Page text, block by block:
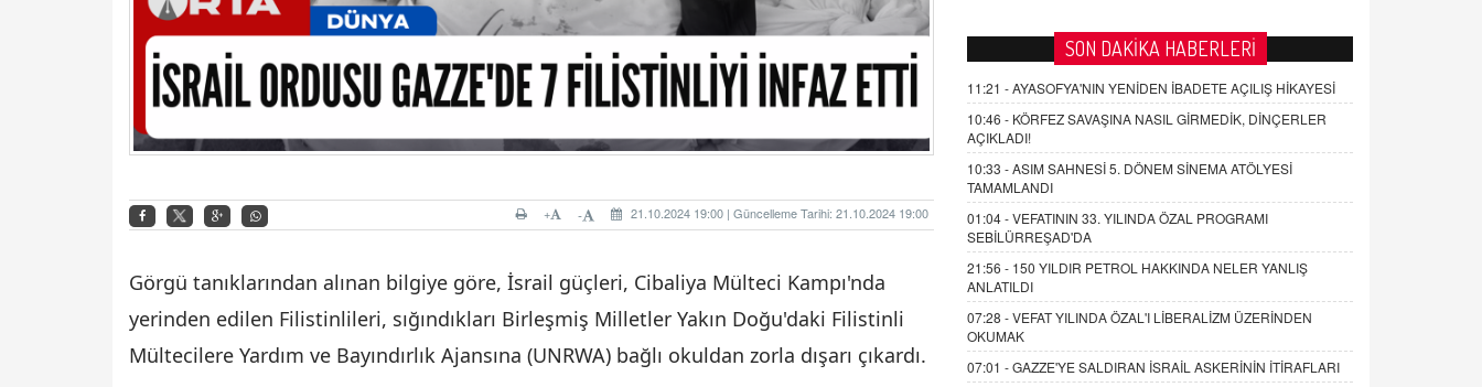
21.10.2024 19:00 | Güncelleme Tarihi: 21.10.2024 19:00
-
+
Görgü tanıklarından alınan bilgiye göre, İsrail güçleri, Cibaliya Mülteci Kampı'nda
yerinden edilen Filistinlileri, sığındıkları Birleşmiş Milletler Yakın Doğu'daki Filistinli
Mültecilere Yardım ve Bayındırlık Ajansına (UNRWA) bağlı okuldan zorla dışarı çıkardı.
SON DAKİKA HABERLERİ
11:21 -AYASOFYA'NIN YENİDEN İBADETE AÇILIŞ HİKAYESİ
10:46 - KÖRFEZ SAVAŞINA NASIL GİRMEDİK, DİNÇERLER
AÇIKLADI!
10:33 -ASIM SAHNESİ 5. DÖNEM SİNEMA ATÖLYESİ
TAMAMLANDI
01:04 -VEFATININ 33. YILINDA ÖZAL PROGRAMI
SEBİLÜRREŞAD'DA
21:56 - 150 YILDIR PETROL HAKKINDA NELER YANLIŞ
ANLATILDI
07:28 -VEFAT YILINDA ÖZAL'I LİBERALİZM ÜZERİNDEN
OKUMAK
07:01 -GAZZE'YE SALDIRAN İSRAİL ASKERİNİN İTİRAFLARI